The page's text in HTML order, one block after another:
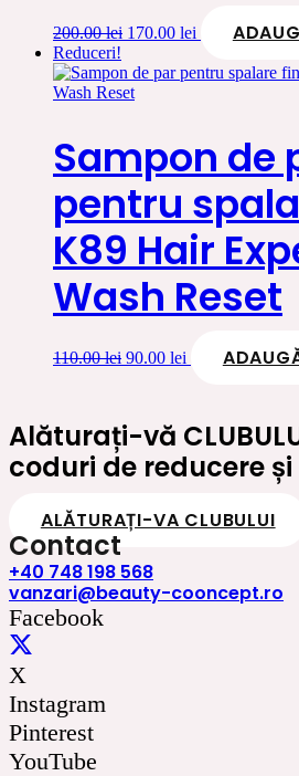
200.00lei Prețul
a
fost:
170.00 lei Prețul
este:
Reduceri!
Sampon de
pentru
K89 Hair
Wash Reset
110.00lei Prețul
110.00 lei.
90.00 lei Prețul
Alăturați-vă
coduri de reducere
ALĂTURAȚI-VA CLUBULUI
Contact
+40 748 198 568
vanzari@beauty-cooncept.ro
Facebook
X
Instagram
Pinterest
YouTube